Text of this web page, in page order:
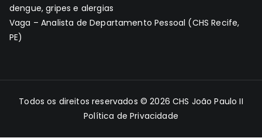
dengue, gripes e alergias
Vaga – Analista de Departamento Pessoal (CHS Recife,
PE)
Todos os direitos reservados © 2026CHS João Paulo II
Política de Privacidade